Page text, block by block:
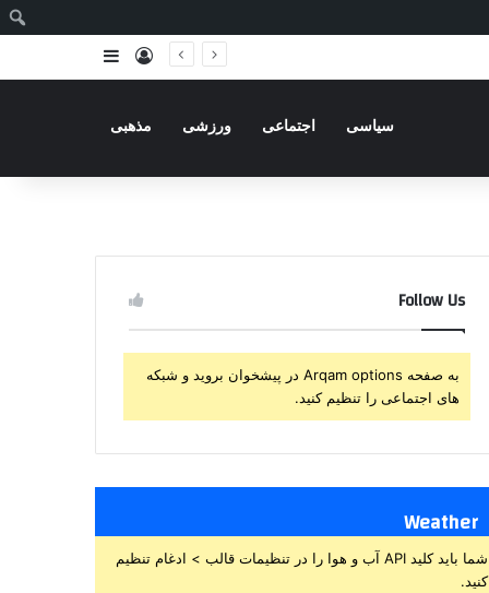
ورودسایدبار
سیاسی اجتماعی ورزشی مذهبی
Follow Us
به صفحه Arqam options در پیشخوان بروید و شبکه
های اجتماعی را تنظیم کنید.
Weather
شما باید کلید API آب و هوا را در تنظیمات قالب > ادغام تنظیم
کنید.